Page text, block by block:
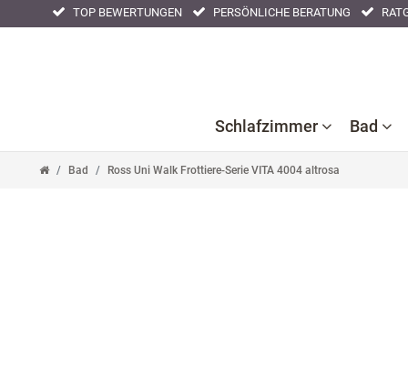
TOP BEWERTUNGEN PERSÖNLICHE BERATUNG
Schlafzimmer Bad
Bad Ross Uni Walk Frottiere-Serie VITA 4004 altrosa